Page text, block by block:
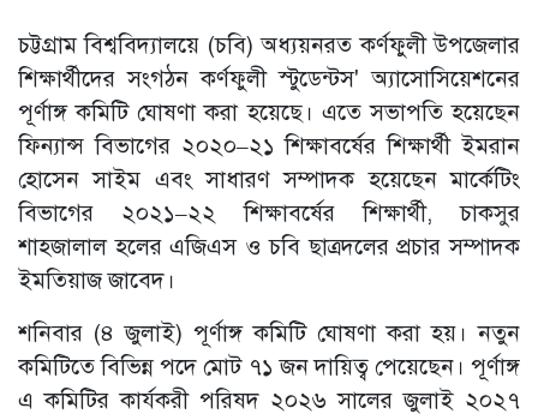
চট্টগ্রাম বিশ্ববিদ্যালয়ে (চবি) অধ্যয়নরত কর্ণফুলী উপজেলার
শিক্ষার্থীদের সংগঠন কর্ণফুলী স্টুডেন্টস' অ্যাসোসিয়েশনের
পূর্ণাঙ্গ কমিটি ঘোষণা করা হয়েছে। এতে সভাপতি হয়েছেন
ফিন্যান্স বিভাগের ২০২০–২১ শিক্ষাবর্ষের শিক্ষার্থী ইমরান
হোসেন সাইম এবং সাধারণ সম্পাদক হয়েছেন মার্কেটিং
বিভাগের ২০২১–২২ শিক্ষাবর্ষের শিক্ষার্থী, চাকসুর
শাহজালাল হলের এজিএস ও চবি ছাত্রদলের প্রচার সম্পাদক
ইমতিয়াজ জাবেদ।
শনিবার (৪ জুলাই) পূর্ণাঙ্গ কমিটি ঘোষণা করা হয়। নতুন
কমিটিতে বিভিন্ন পদে মোট ৭১ জন দায়িত্ব পেয়েছেন। পূর্ণাঙ্গ
এ কমিটির কার্যকরী পরিষদ ২০২৬ সালের জুলাই ২০২৭